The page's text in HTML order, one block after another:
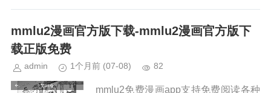
观看，短篇，单本，cos图以及3D动漫
mmlu2漫画官方版下载-mmlu2漫画官方版下
载正版免费
admin 1个月前 (07-08) 82
mmlu2免费漫画app支持免费阅读各种